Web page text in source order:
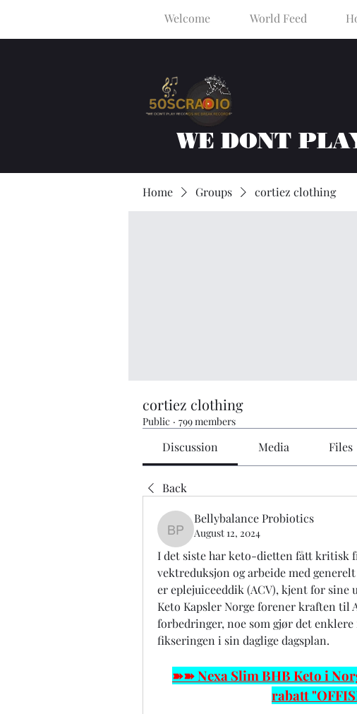
Welcome World Feed
WE DONT
Home Groups cortiez clothing
cortiez clothing
Public · 799 members
Discussion Media Files
Back
Bellybalance Probiotics
Bellybalance Probiotics
August 12, 2024
I det siste har keto-dietten fått kritisk
vektreduksjon og arbeide med
er eplejuiceeddik (ACV), kjent for sine
Keto Kapsler Norge forener kraften til
forbedringer, noe som gjør det
fikseringen i sin daglige dagsplan.
➽➽ Nexa Slim BHB Keto i
rabatt